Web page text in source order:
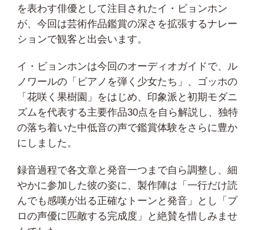
を表わす俳優として注目されたイ・ビョンホン
が、今回は芸術作品鑑賞の深さを拡張するナレー
ションで観客と出会います。
イ・ビョンホンは今回のオーディオガイドで、ル
ノワールの「ピアノを弾く少女たち」、ゴッホの
「花咲く果樹園」をはじめ、印象派と初期モダニ
ズムを代表する主要作品30点を自ら解説し、独特
の落ち着いた中低音の声で鑑賞体験をさらに豊か
にしました。
録音過程で各文章と発音一つまで自ら調整し、細
やかに参加した彼の姿に、製作陣は「一行だけ読
んでも感嘆が出る正確なトーンと発音」とし「プ
ロの声優に匹敵する完成度」と絶賛を惜しみませ